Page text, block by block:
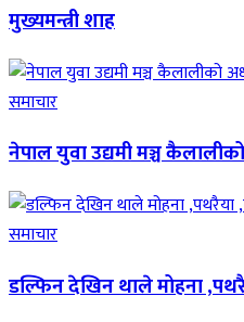
मुख्यमन्त्री शाह
समाचार
नेपाल युवा उद्यमी मञ्च
समाचार
डल्फिन देखिन थाले मोहना